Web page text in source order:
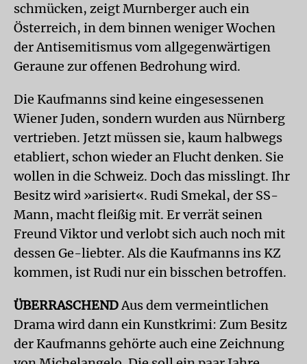
schmücken, zeigt Murnberger auch ein
Österreich, in dem binnen weniger Wochen
der Antisemitismus vom allgegenwärtigen
Geraune zur offenen Bedrohung wird.
Die Kaufmanns sind keine eingesessenen
Wiener Juden, sondern wurden aus Nürnberg
vertrieben. Jetzt müssen sie, kaum halbwegs
etabliert, schon wieder an Flucht denken. Sie
wollen in die Schweiz. Doch das misslingt. Ihr
Besitz wird »arisiert«. Rudi Smekal, der SS-
Mann, macht fleißig mit. Er verrät seinen
Freund Viktor und verlobt sich auch noch mit
dessen Ge-liebter. Als die Kaufmanns ins KZ
kommen, ist Rudi nur ein bisschen betroffen.
ÜBERRASCHENDAus dem vermeintlichen
Drama wird dann ein Kunstkrimi: Zum Besitz
der Kaufmanns gehörte auch eine Zeichnung